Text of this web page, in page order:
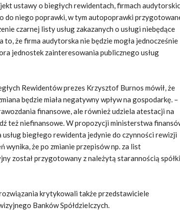
ustawy o biegłych rewidentach, firmach
do niego poprawki, w tym autopoprawki
czarnej listy usług zakazanych o usługi niebędące
że firma audytorska nie będzie mogła jednocześnie
jednostek zainteresowania publicznego usług
Rewidentów prezes Krzysztof Burnos mówił, że
będzie miała negatywny wpływ na gospodarkę. –
finansowe, ale również udziela atestacji na
też niefinansowe. W propozycji ministerstwa
biegłego rewidenta jedynie do czynności rewizji
wynika, że po zmianie przepisów np. za list
został przygotowany z należytą starannością spółki
krytykowali także przedstawiciele
Banków Spółdzielczych.